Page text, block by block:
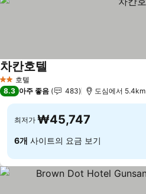
2 성급호텔
차칸호텔
8.3 아주 좋음 483 도심에서 5.4km
최저가 ₩45,747
6개 사이트의 요금 보기